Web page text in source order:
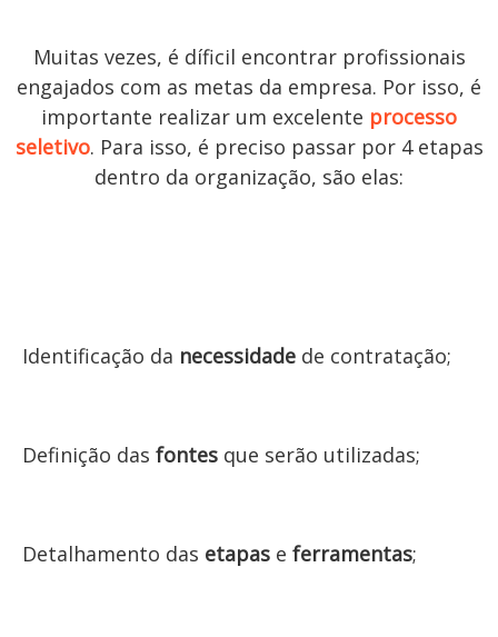
Muitas vezes, é díficil encontrar profissionais
engajados com as metas da empresa. Por isso, é
importante realizar um excelente processo
seletivo. Para isso, é preciso passar por 4 etapas
dentro da organização, são elas:
Identificação da necessidade de contratação;
Definição das fontes que serão utilizadas;
Detalhamento das etapas e ferramentas;